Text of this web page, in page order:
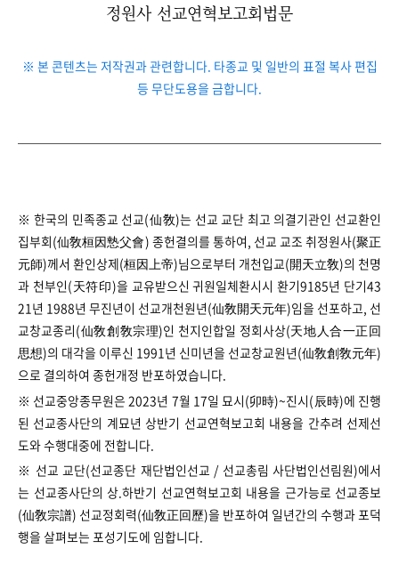
정원사 선교연혁보고회법문
※ 본 콘텐츠는 저작권과 관련합니다. 타종교 및 일반의 표절 복사 편집
등 무단도용을 금합니다.
※ 한국의 민족종교 선교(仙敎)는 선교 교단 최고 의결기관인 선교환인
집부회(仙敎桓因慹父會) 종헌결의를 통하여, 선교 교조 취정원사(聚正
元師)께서 환인상제(桓因上帝)님으로부터 개천입교(開天立敎)의 천명
과 천부인(天符印)을 교유받으신 귀원일체환시시 환기9185년 단기43
21년 1988년 무진년이 선교개천원년(仙敎開天元年)임을 선포하고, 선
교창교종리(仙敎創敎宗理)인 천지인합일 정회사상(天地人合一正回
思想)의 대각을 이루신 1991년 신미년을 선교창교원년(仙敎創敎元年)
으로 결의하여 종헌개정 반포하였습니다.
※ 선교중앙종무원은 2023년 7월 17일 묘시(卯時)~진시(辰時)에 진행
된 선교종사단의 계묘년 상반기 선교연혁보고회 내용을 간추려 선제선
도와 수행대중에 전합니다.
※ 선교 교단(선교종단 재단법인선교 / 선교총림 사단법인선림원)에서
는 선교종사단의 상.하반기 선교연혁보고회 내용을 근가능로 선교종보
(仙敎宗譜) 선교정회력(仙敎正回歷)을 반포하여 일년간의 수행과 포덕
행을 살펴보는 포성기도에 임합니다.